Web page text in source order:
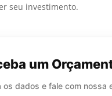
seu investimento.
um
os dados e fale com nossa